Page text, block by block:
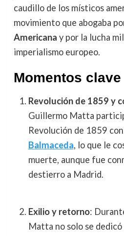
caudillo de los místicos
movimiento que abogaba
Americana y por la lucha
imperialismo europeo.
Momentos
Revolución de 1859 y
Guillermo Matta
Revolución de 1859
Balmaceda, lo que le
muerte, aunque fue
destierro a Madrid.
Exilio y retorno:
Matta no solo se